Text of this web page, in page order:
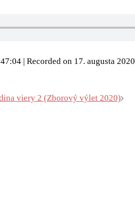
| Recorded on 17. augusta 2020
viery 2 (Zborový výlet 2020)